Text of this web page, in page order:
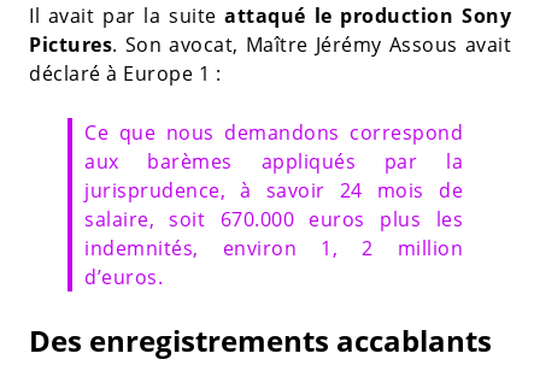
Il avait par la suite attaqué le production Sony
Pictures. Son avocat, Maître Jérémy Assous avait
déclaré à Europe 1 :
Ce que nous demandons correspond
aux barèmes appliqués par la
jurisprudence, à savoir 24 mois de
salaire, soit 670.000 euros plus les
indemnités, environ 1, 2 million
d’euros.
Des enregistrements accablants